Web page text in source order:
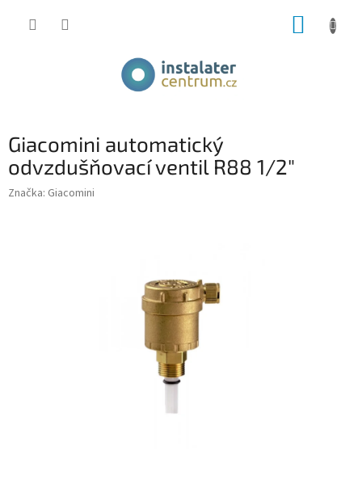
Giacomini automatický
odvzdušňovací ventil R88 1/2"
Značka: Giacomini